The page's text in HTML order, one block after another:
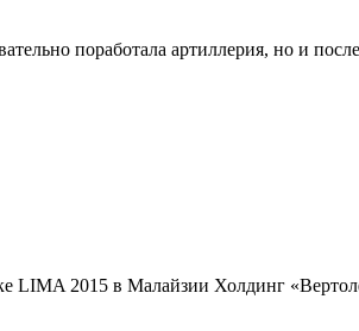
поработала артиллерия, но и
LIMA 2015 в Малайзии Холдинг